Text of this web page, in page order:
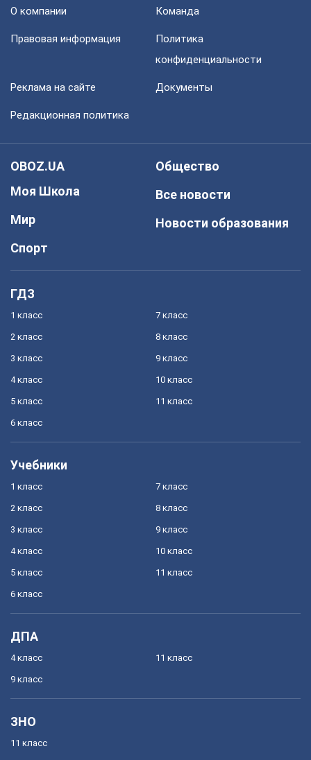
О компании Команда
Правовая информация
Политика
конфиденциальности
Реклама на сайте Документы
Редакционная политика
OBOZ.UA
Моя Школа
Мир
Спорт
Общество
Все новости
Новости образования
ГДЗ
1 класс
2 класс
3 класс
4 класс
5 класс
6 класс
7 класс
8 класс
9 класс
10 класс
11 класс
Учебники
1 класс
2 класс
3 класс
4 класс
5 класс
6 класс
7 класс
8 класс
9 класс
10 класс
11 класс
ДПА
4 класс
9 класс
11 класс
ЗНО
11 класс